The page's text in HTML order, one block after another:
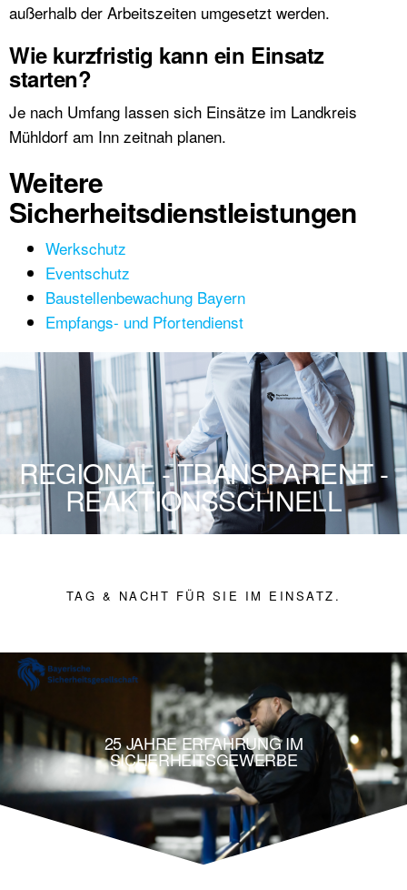
außerhalb der Arbeitszeiten umgesetzt werden.
Wie kurzfristig kann ein Einsatz
starten?
Je nach Umfang lassen sich Einsätze im Landkreis
Mühldorf am Inn zeitnah planen.
Weitere
Sicherheitsdienstleistungen
Werkschutz
Eventschutz
Baustellenbewachung Bayern
Empfangs- und Pfortendienst
REGIONAL - TRANSPARENT -
REAKTIONSSCHNELL
TAG & NACHT FÜR SIE IM EINSATZ.
25 JAHRE ERFAHRUNG IM
SICHERHEITSGEWERBE